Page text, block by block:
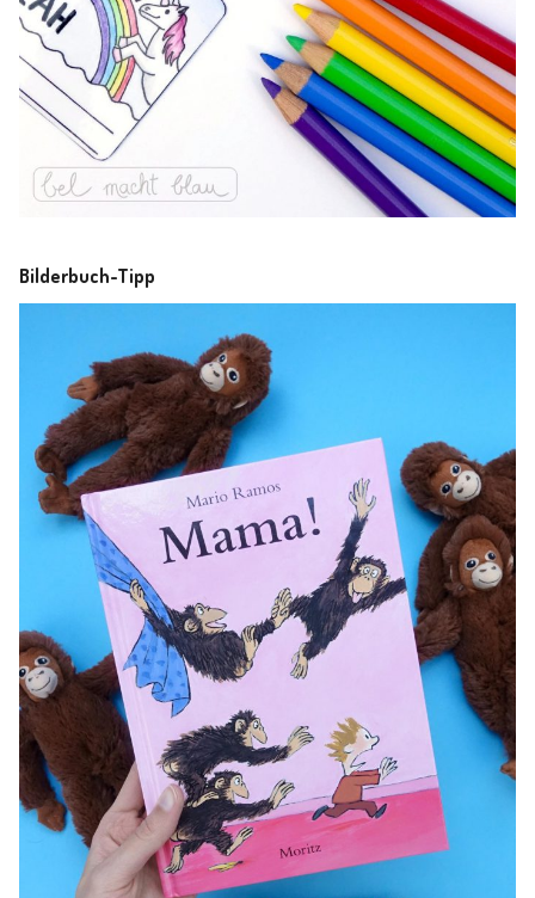
Bilderbuch-Tipp